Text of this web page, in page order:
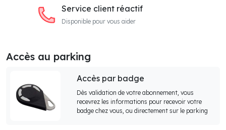
Service client réactif
Disponible pour vous aider
Accès au parking
Accès par badge
Dès validation de votre abonnement, vous
recevrez les informations pour recevoir votre
badge chez vous, ou directement sur le parking